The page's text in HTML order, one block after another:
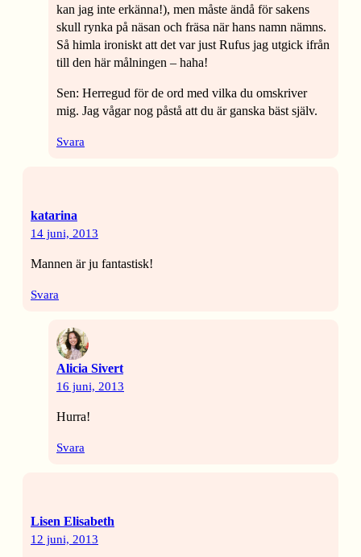
kan jag inte erkänna!), men måste ändå för sakens
skull rynka på näsan och fräsa när hans namn nämns.
Så himla ironiskt att det var just Rufus jag utgick ifrån
till den här målningen – haha!
Sen: Herregud för de ord med vilka du omskriver
mig. Jag vågar nog påstå att du är ganska bäst själv.
Svara
katarina
14 juni, 2013
Mannen är ju fantastisk!
Svara
Alicia Sivert
16 juni, 2013
Hurra!
Svara
Lisen Elisabeth
12 juni, 2013